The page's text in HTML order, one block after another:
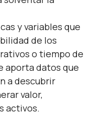
y variables que
de los
o tiempo de
aporta datos que
a descubrir
valor,
activos.